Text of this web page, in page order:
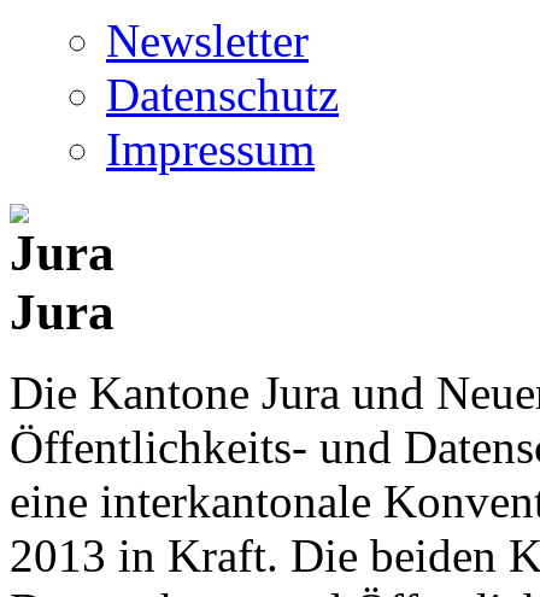
Newsletter
Datenschutz
Impressum
Jura
Die Kantone Jura und
Öffentlichkeits- und
eine interkantonale
2013 in Kraft. Die beiden